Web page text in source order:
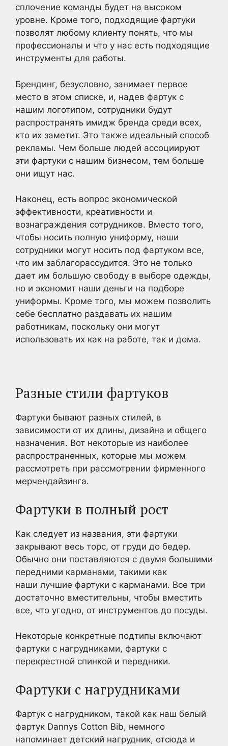
сплочение команды будет на высоком
уровне. Кроме того, подходящие фартуки
позволят любому клиенту понять, что мы
профессионалы и что у нас есть подходящие
инструменты для работы.
Брендинг, безусловно, занимает первое
место в этом списке, и, надев фартук с
нашим логотипом, сотрудники будут
распространять имидж бренда среди всех,
кто их заметит. Это также идеальный способ
рекламы. Чем больше людей ассоциируют
эти фартуки с нашим бизнесом, тем больше
они ищут нас.
Наконец, есть вопрос экономической
эффективности, креативности и
вознаграждения сотрудников. Вместо того,
чтобы носить полную униформу, наши
сотрудники могут носить под фартуком все,
что им заблагорассудится. Это не только
дает им большую свободу в выборе одежды,
но и экономит наши деньги на подборе
униформы. Кроме того, мы можем позволить
себе бесплатно раздавать их нашим
работникам, поскольку они могут
использовать их как на работе, так и дома.
Разные стили фартуков
Фартуки бывают разных стилей, в
зависимости от их длины, дизайна и общего
назначения. Вот некоторые из наиболее
распространенных, которые мы можем
рассмотреть при рассмотрении фирменного
мерчендайзинга.
Фартуки в полный рост
Как следует из названия, эти фартуки
закрывают весь торс, от груди до бедер.
Обычно они поставляются с двумя большими
передними карманами, такими как
наши лучшие фартуки с карманами. Все три
достаточно вместительны, чтобы вместить
все, что угодно, от инструментов до посуды.
Некоторые конкретные подтипы включают
фартуки с нагрудниками, фартуки с
перекрестной спинкой и передники.
Фартуки с нагрудниками
Фартук с нагрудником, такой как наш белый
фартук Dannys Cotton Bib, немного
напоминает детский нагрудник, отсюда и